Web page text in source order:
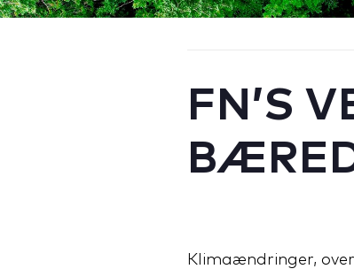
FN’S
Klimaændringer,